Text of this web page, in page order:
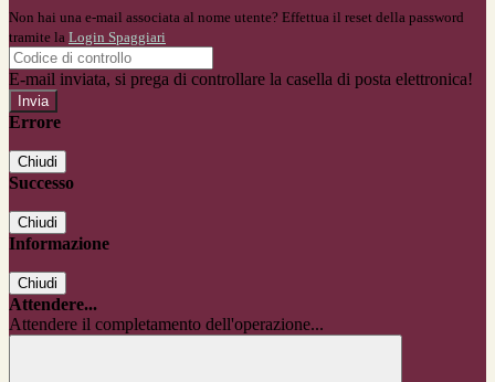
Non hai una e-mail associata al nome utente? Effettua il reset della password
tramite la Login Spaggiari
E-mail inviata, si prega di controllare la casella di posta elettronica!
Errore
Chiudi
Successo
Chiudi
Informazione
Chiudi
Attendere...
Attendere il completamento dell'operazione...